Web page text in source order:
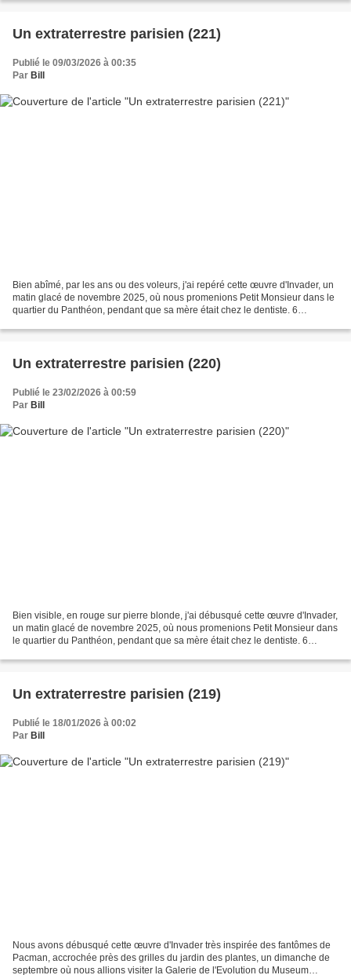
Un extraterrestre parisien (221)
Publié le 09/03/2026 à 00:35
Par Bill
Bien abîmé, par les ans ou des voleurs, j'ai repéré cette œuvre d'Invader, un
matin glacé de novembre 2025, où nous promenions Petit Monsieur dans le
quartier du Panthéon, pendant que sa mère était chez le dentiste. 6
Un extraterrestre parisien (220)
Publié le 23/02/2026 à 00:59
Par Bill
Bien visible, en rouge sur pierre blonde, j'ai débusqué cette œuvre d'Invader,
un matin glacé de novembre 2025, où nous promenions Petit Monsieur dans
le quartier du Panthéon, pendant que sa mère était chez le dentiste. 6
Un extraterrestre parisien (219)
Publié le 18/01/2026 à 00:02
Par Bill
Nous avons débusqué cette œuvre d'Invader très inspirée des fantômes de
Pacman, accrochée près des grilles du jardin des plantes, un dimanche de
septembre où nous allions visiter la Galerie de l'Evolution du Museum